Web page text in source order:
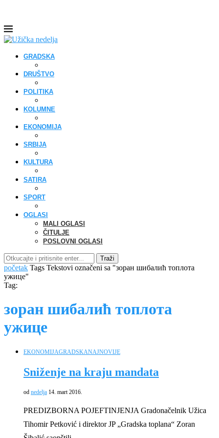
GRADSKA
DRUŠTVO
POLITIKA
KOLUMNE
EKONOMIJA
SRBIJA
KULTURA
SATIRA
SPORT
OGLASI
MALI OGLASI
ČITULJE
POSLOVNI OGLASI
Traži
početak Tags Tekstovi označeni sa "зоран шибалић топлота
ужице"
Tag:
зоран шибалић топлота
ужице
EKONOMIJAGRADSKANAJNOVIJE
Sniženje na kraju mandata
od nedelja 14. mart 2016.
PREDIZBORNA POJEFTINJENJA Gradonačelnik Užica
Tihomir Petković i direktor JP „Gradska toplana“ Zoran